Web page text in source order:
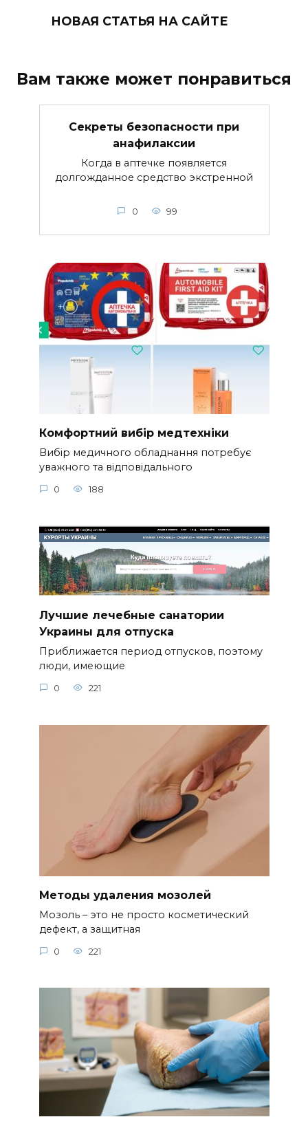
НОВАЯ СТАТЬЯ НА САЙТЕ
Вам также может понравиться
Секреты безопасности при
анафилаксии
Когда в аптечке появляется
долгожданное средство экстренной
0 99
Комфортний вибір медтехніки
Вибір медичного обладнання потребує
уважного та відповідального
0 188
Лучшие лечебные санатории
Украины для отпуска
Приближается период отпусков, поэтому
люди, имеющие
0 221
Методы удаления мозолей
Мозоль – это не просто косметический
дефект, а защитная
0 221